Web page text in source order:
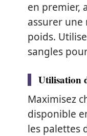
en premier,
assurer
poids.
sangles
Utilisation
Maximisez
disponible
les palettes